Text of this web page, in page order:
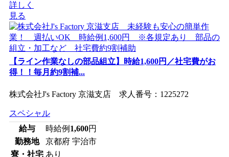
詳しく
見る
【ライン作業なしの部品組立】時給1,600円／社宅費がお
得！！毎月約9割補...
株式会社J's Factory 京滋支店 求人番号：1225272
スペシャル
給与
時給例 1,600円
勤務地
京都府 宇治市
寮・社宅 あり